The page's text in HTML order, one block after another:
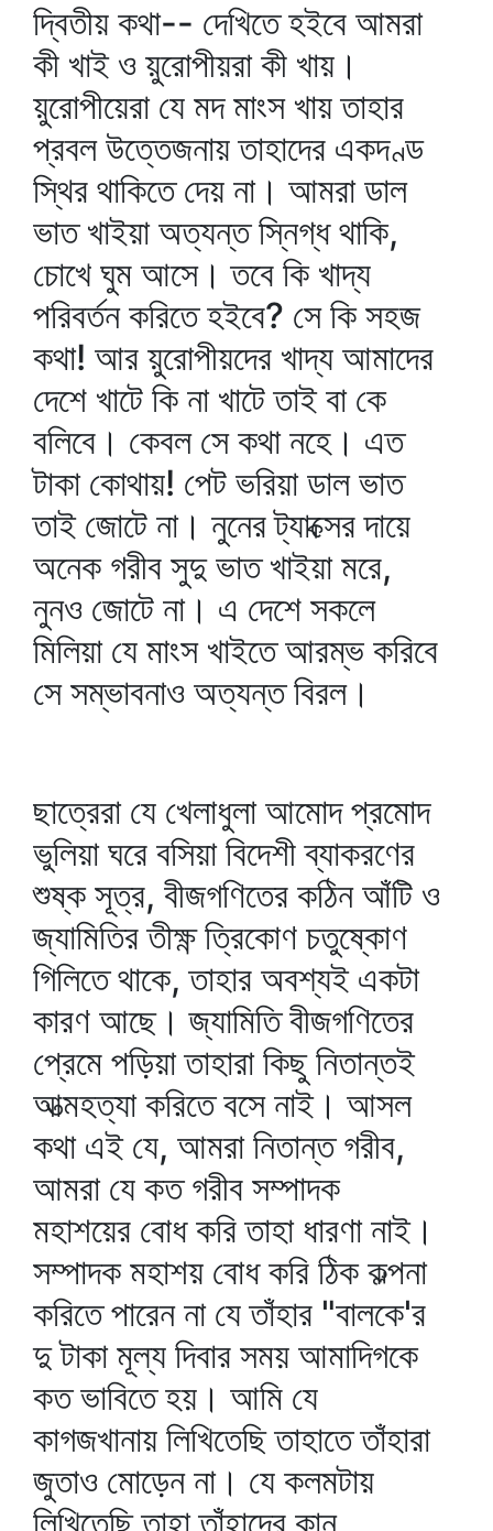
দ্বিতীয় কথা-- দেখিতে হইবে আমরা
কী খাই ও য়ুরোপীয়রা কী খায়।
য়ুরোপীয়েরা যে মদ মাংস খায় তাহার
প্রবল উত্তেজনায় তাহাদের একদণ্ড
স্থির থাকিতে দেয় না। আমরা ডাল
ভাত খাইয়া অত্যন্ত স্নিগ্ধ থাকি,
চোখে ঘুম আসে। তবে কি খাদ্য
পরিবর্তন করিতে হইবে? সে কি সহজ
কথা! আর য়ুরোপীয়দের খাদ্য আমাদের
দেশে খাটে কি না খাটে তাই বা কে
বলিবে। কেবল সে কথা নহে। এত
টাকা কোথায়! পেট ভরিয়া ডাল ভাত
তাই জোটে না। নুনের ট্যাক্সের দায়ে
অনেক গরীব সুদু ভাত খাইয়া মরে,
নুনও জোটে না। এ দেশে সকলে
মিলিয়া যে মাংস খাইতে আরম্ভ করিবে
সে সম্ভাবনাও অত্যন্ত বিরল।
ছাত্রেরা যে খেলাধুলা আমোদ প্রমোদ
ভুলিয়া ঘরে বসিয়া বিদেশী ব্যাকরণের
শুষ্ক সূত্র, বীজগণিতের কঠিন আঁটি ও
জ্যামিতির তীক্ষ্ণ ত্রিকোণ চতুষ্কোণ
গিলিতে থাকে, তাহার অবশ্যই একটা
কারণ আছে। জ্যামিতি বীজগণিতের
প্রেমে পড়িয়া তাহারা কিছু নিতান্তই
আত্মহত্যা করিতে বসে নাই। আসল
কথা এই যে, আমরা নিতান্ত গরীব,
আমরা যে কত গরীব সম্পাদক
মহাশয়ের বোধ করি তাহা ধারণা নাই।
সম্পাদক মহাশয় বোধ করি ঠিক কল্পনা
করিতে পারেন না যে তাঁহার "বালকে'র
দু টাকা মূল্য দিবার সময় আমাদিগকে
কত ভাবিতে হয়। আমি যে
কাগজখানায় লিখিতেছি তাহাতে তাঁহারা
জুতাও মোড়েন না। যে কলমটায়